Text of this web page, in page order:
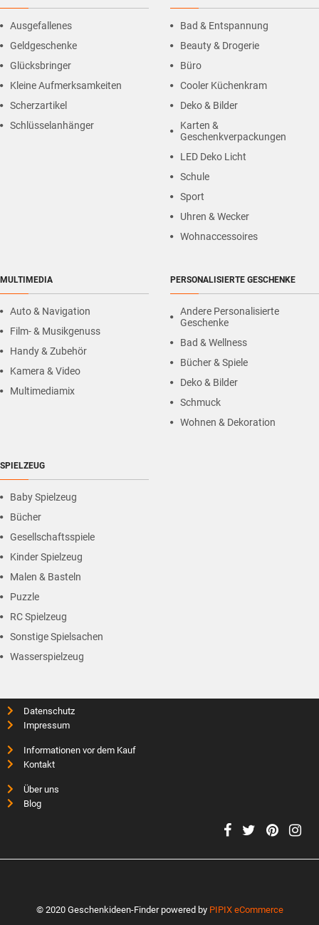
Ausgefallenes
Geldgeschenke
Glücksbringer
Kleine Aufmerksamkeiten
Scherzartikel
Schlüsselanhänger
Bad & Entspannung
Beauty & Drogerie
Büro
Cooler Küchenkram
Deko & Bilder
Karten &
Geschenkverpackungen
LED Deko Licht
Schule
Sport
Uhren & Wecker
Wohnaccessoires
MULTIMEDIA
Auto & Navigation
Film- & Musikgenuss
Handy & Zubehör
Kamera & Video
Multimediamix
PERSONALISIERTE GESCHENKE
Andere Personalisierte
Geschenke
Bad & Wellness
Bücher & Spiele
Deko & Bilder
Schmuck
Wohnen & Dekoration
SPIELZEUG
Baby Spielzeug
Bücher
Gesellschaftsspiele
Kinder Spielzeug
Malen & Basteln
Puzzle
RC Spielzeug
Sonstige Spielsachen
Wasserspielzeug
Datenschutz
Impressum
Informationen vor dem Kauf
Kontakt
Über uns
Blog
© 2020 Geschenkideen-Finder powered by PIPIX eCommerce